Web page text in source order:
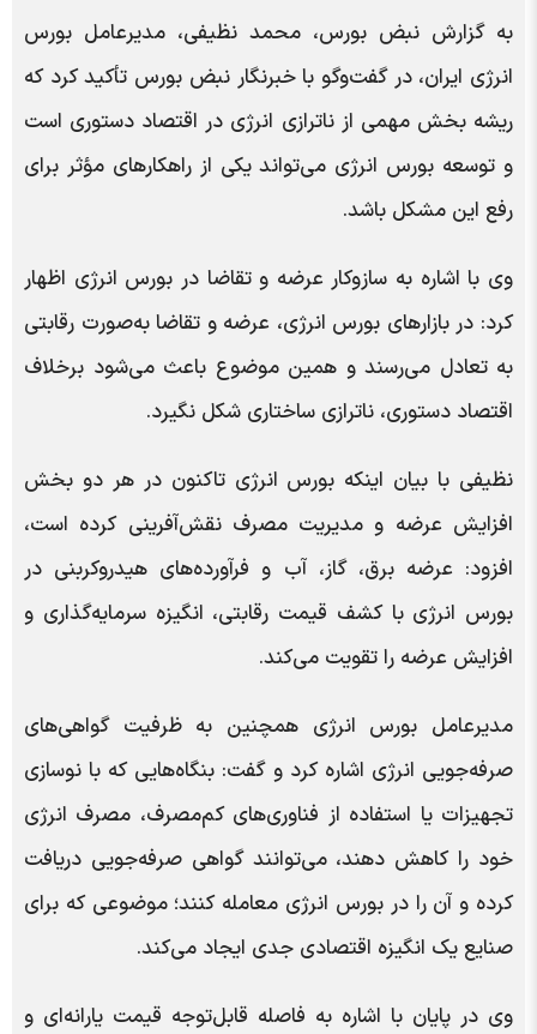
به گزارش نبض بورس، محمد نظیفی، مدیرعامل بورس
انرژی ایران، در گفت‌وگو با خبرنگار نبض بورس تأکید کرد که
ریشه بخش مهمی از ناترازی انرژی در اقتصاد دستوری است
و توسعه بورس انرژی می‌تواند یکی از راهکارهای مؤثر برای
رفع این مشکل باشد.
وی با اشاره به سازوکار عرضه و تقاضا در بورس انرژی اظهار
کرد: در بازارهای بورس انرژی، عرضه و تقاضا به‌صورت رقابتی
به تعادل می‌رسند و همین موضوع باعث می‌شود برخلاف
اقتصاد دستوری، ناترازی ساختاری شکل نگیرد.
نظیفی با بیان اینکه بورس انرژی تاکنون در هر دو بخش
افزایش عرضه و مدیریت مصرف نقش‌آفرینی کرده است،
افزود: عرضه برق، گاز، آب و فرآورده‌های هیدروکربنی در
بورس انرژی با کشف قیمت رقابتی، انگیزه سرمایه‌گذاری و
افزایش عرضه را تقویت می‌کند.
مدیرعامل بورس انرژی همچنین به ظرفیت گواهی‌های
صرفه‌جویی انرژی اشاره کرد و گفت: بنگاه‌هایی که با نوسازی
تجهیزات یا استفاده از فناوری‌های کم‌مصرف، مصرف انرژی
خود را کاهش دهند، می‌توانند گواهی صرفه‌جویی دریافت
کرده و آن را در بورس انرژی معامله کنند؛ موضوعی که برای
صنایع یک انگیزه اقتصادی جدی ایجاد می‌کند.
وی در پایان با اشاره به فاصله قابل‌توجه قیمت یارانه‌ای و